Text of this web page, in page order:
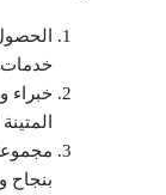
خدمات
خبراء
بنجاح